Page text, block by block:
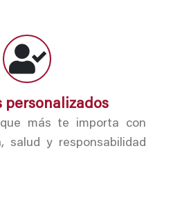
personalizados
más te importa con
salud y responsabilidad